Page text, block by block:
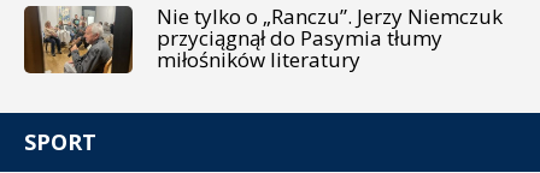
Nie tylko o „Ranczu”. Jerzy Niemczuk
przyciągnął do Pasymia tłumy
miłośników literatury
SPORT